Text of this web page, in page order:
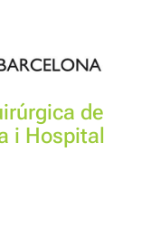
de
i Hospital